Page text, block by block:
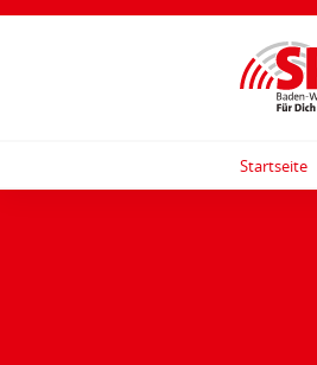
Startseite